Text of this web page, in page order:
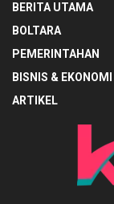
BERITA UTAMA
BOLTARA
PEMERINTAHAN
BISNIS & EKONOMI
ARTIKEL